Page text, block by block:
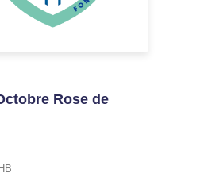
Rose de